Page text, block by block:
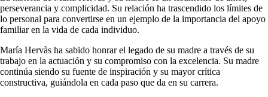
perseverancia y complicidad. Su relación ha trascendido los límites de
lo personal para convertirse en un ejemplo de la importancia del apoyo
familiar en la vida de cada individuo.
María Hervàs ha sabido honrar el legado de su madre a través de su
trabajo en la actuación y su compromiso con la excelencia. Su madre
continúa siendo su fuente de inspiración y su mayor crítica
constructiva, guiándola en cada paso que da en su carrera.